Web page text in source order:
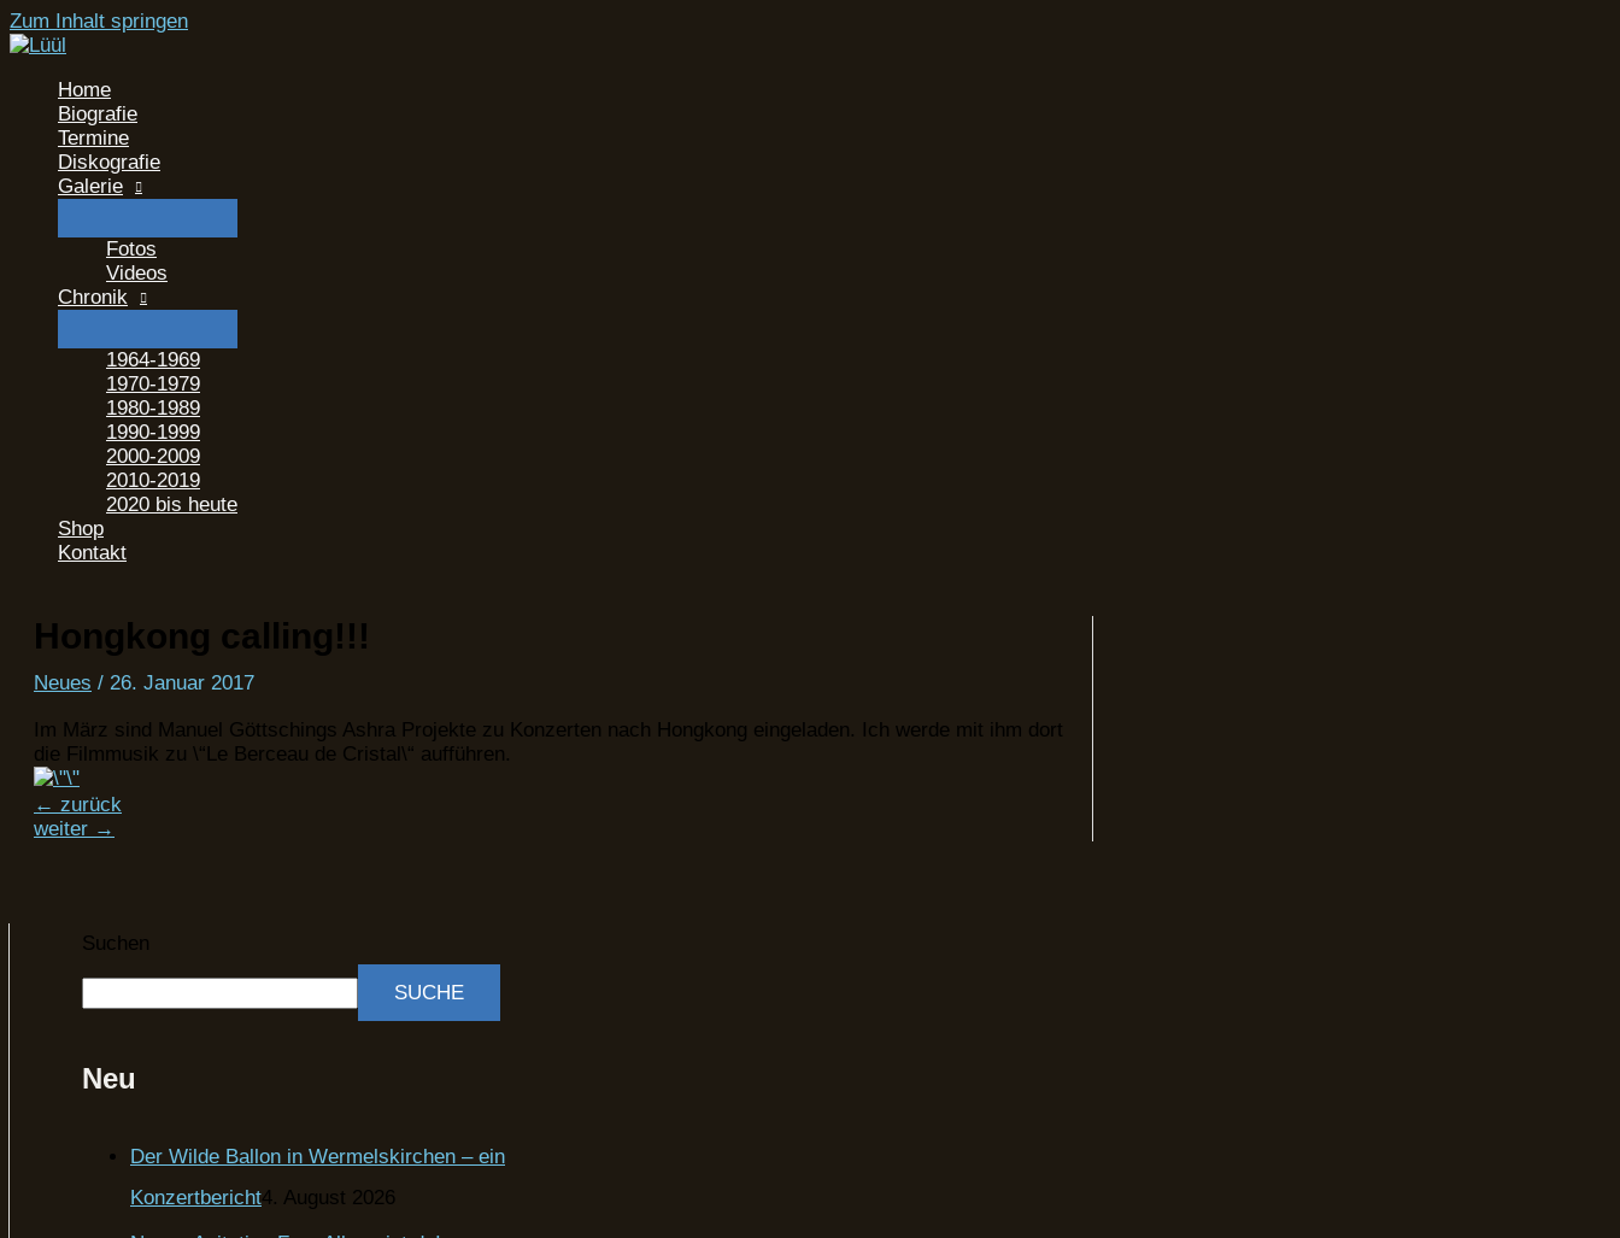
Zum Inhalt springen
Home
Biografie
Termine
Diskografie
Galerie
Fotos
Videos
Chronik
1964-1969
1970-1979
1980-1989
1990-1999
2000-2009
2010-2019
2020 bis heute
Shop
Kontakt
Hongkong calling!!!
Neues / 26. Januar 2017
Im März sind Manuel Göttschings Ashra Projekte zu Konzerten nach Hongkong eingeladen. Ich werde mit ihm dort
die Filmmusik zu \“Le Berceau de Cristal\“ aufführen.
← zurück
weiter →
Suchen
SUCHE
Neu
Der Wilde Ballon in Wermelskirchen – ein
Konzertbericht4. August 2026